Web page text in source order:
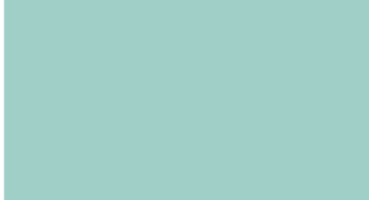
Nach § 58 Abs. 4 Satz 2 AktG ist der Anspruch auf
Beschlussfassung über die Entlastung der Mitglieder des
Vorstand und Aufsichtsrat schlagen vor, den im Geschäftsjahr
Beschlussfassung über die Entlastung der Mitglieder des
Vorstand und Aufsichtsrat schlagen vor, den im Geschäftsjahr